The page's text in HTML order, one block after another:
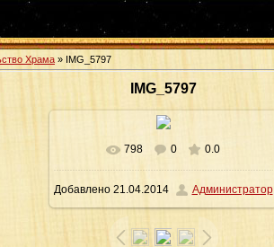
Храма » IMG_5797
IMG_5797
В реальном размере 1600x1066
295.2Kb
798 0 0.0
Добавлено21.04.2014 Администратор